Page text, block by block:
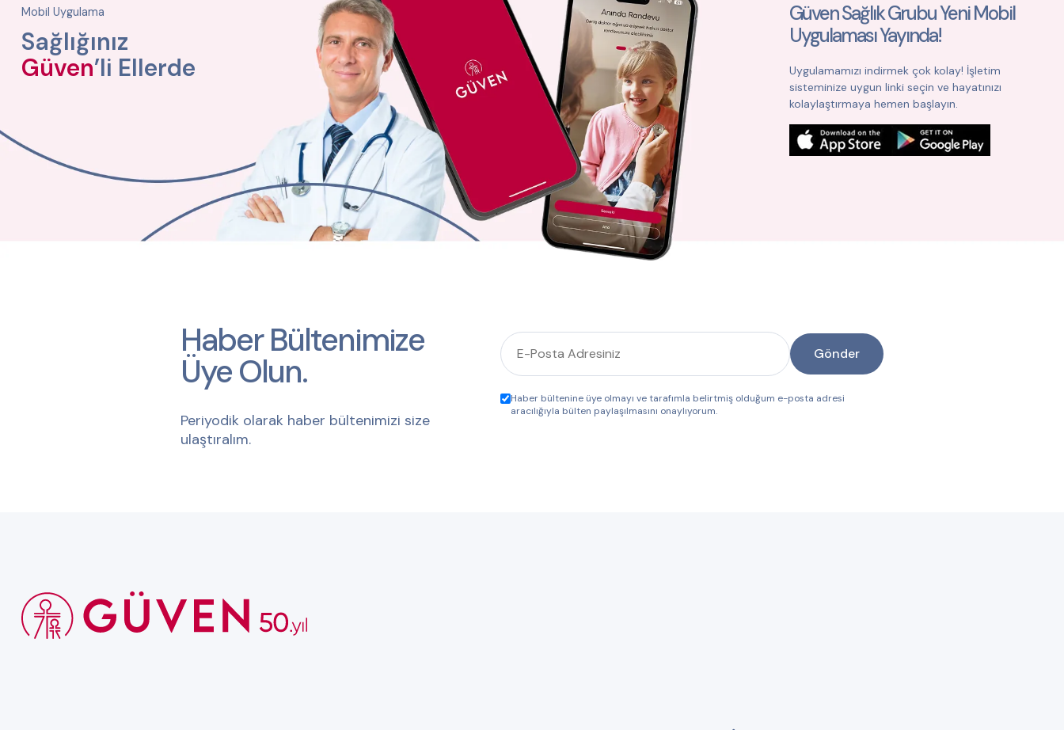
Mobil Uygulama
Sağlığınız
Güven’li Ellerde
Güven Sağlık Grubu Yeni Mobil
Uygulaması Yayında!
Uygulamamızı indirmek çok kolay! İşletim
sisteminize uygun linki seçin ve hayatınızı
kolaylaştırmaya hemen başlayın.
Haber Bültenimize
Üye Olun.
Periyodik olarak haber bültenimizi size
ulaştıralım.
Gönder
Haber bültenine üye olmayı ve tarafımla belirtmiş olduğum e-posta adresi
aracılığıyla bülten paylaşılmasını onaylıyorum.